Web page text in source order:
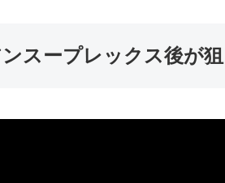
スープレックス後が